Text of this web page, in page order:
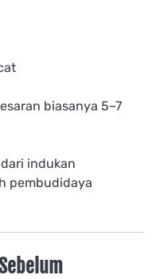
biasanya 5–7
indukan
pembudidaya